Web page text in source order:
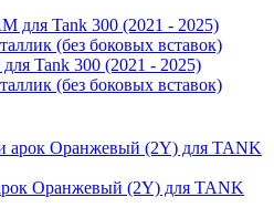
Tank 300 (2021 - 2025)
(без боковых вставок)
Оранжевый (2Y) для TANK